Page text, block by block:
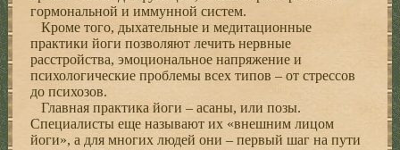
гормональной и иммунной систем.
Кроме того, дыхательные и медитационные
практики йоги позволяют лечить нервные
расстройства, эмоциональное напряжение и
психологические проблемы всех типов – от стрессов
до психозов.
Главная практика йоги – асаны, или позы.
Специалисты еще называют их «внешним лицом
йоги», а для многих людей они – первый шаг на пути